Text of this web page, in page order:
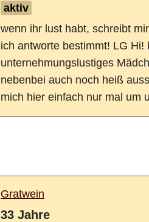
aktiv
wenn ihr lust habt, schreibt
ich antworte bestimmt! LG Hi!
unternehmungslustiges
nebenbei auch noch heiß
mich hier einfach nur mal um
Gratwein
33 Jahre